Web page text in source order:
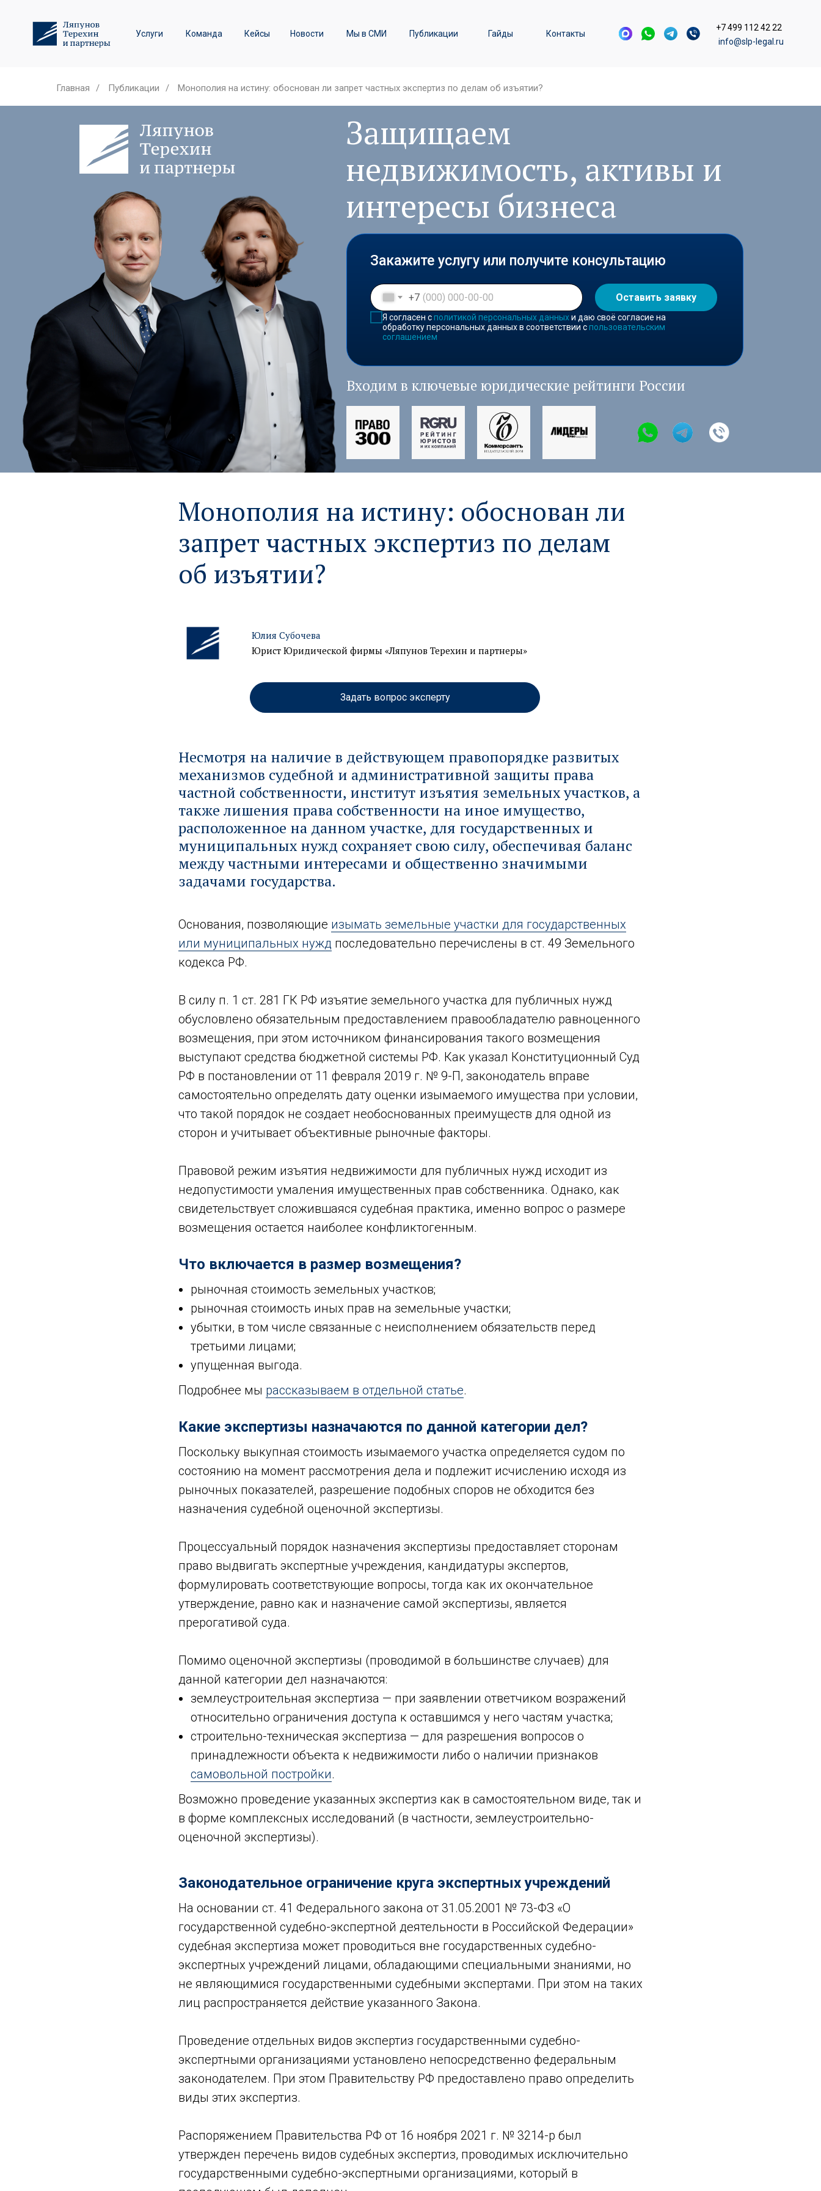
info@slp-legal.ru
+7 499 112 42 22
Команда
Услуги Мы в СМИ Публикации Гайды
Кейсы Новости Контакты
Железнодорожные перевозки
Лизинговые споры
Главная / Публикации / Монополия на истину: обоснован ли запрет частных экспертиз по делам об изъятии?
Входим в ключевые юридические рейтинги России
+7
Я согласен сполитикой персональных данныхи даю своё согласие на
обработку персональных данных в соответствии спользовательским
соглашением
Оставить заявку
Закажите услугу или получите консультацию
Защищаем
недвижимость, активы и
интересы бизнеса
Монополия на истину: обоснован ли
запрет частных экспертиз по делам
об изъятии?
Юлия Субочева
Юрист Юридической фирмы «Ляпунов Терехин и партнеры»
Задать вопрос эксперту
Несмотря на наличие в действующем правопорядке развитых
механизмов судебной и административной защиты права
частной собственности, институт изъятия земельных участков, а
также лишения права собственности на иное имущество,
расположенное на данном участке, для государственных и
муниципальных нужд сохраняет свою силу, обеспечивая баланс
между частными интересами и общественно значимыми
задачами государства.
Основания, позволяющие изымать земельные участки для государственных
или муниципальных нужд последовательно перечислены в ст. 49 Земельного
кодекса РФ.
В силу п. 1 ст. 281 ГК РФ изъятие земельного участка для публичных нужд
обусловлено обязательным предоставлением правообладателю равноценного
возмещения, при этом источником финансирования такого возмещения
выступают средства бюджетной системы РФ. Как указал Конституционный Суд
РФ в постановлении от 11 февраля 2019 г. № 9-П, законодатель вправе
самостоятельно определять дату оценки изымаемого имущества при условии,
что такой порядок не создает необоснованных преимуществ для одной из
сторон и учитывает объективные рыночные факторы.
Правовой режим изъятия недвижимости для публичных нужд исходит из
недопустимости умаления имущественных прав собственника. Однако, как
свидетельствует сложившаяся судебная практика, именно вопрос о размере
возмещения остается наиболее конфликтогенным.
Что включается в размер возмещения?
рыночная стоимость земельных участков;
рыночная стоимость иных прав на земельные участки;
убытки, в том числе связанные с неисполнением обязательств перед
третьими лицами;
упущенная выгода.
Подробнее мы рассказываем в отдельной статье.
Какие экспертизы назначаются по данной категории дел?
Поскольку выкупная стоимость изымаемого участка определяется судом по
состоянию на момент рассмотрения дела и подлежит исчислению исходя из
рыночных показателей, разрешение подобных споров не обходится без
назначения судебной оценочной экспертизы.
Процессуальный порядок назначения экспертизы предоставляет сторонам
право выдвигать экспертные учреждения, кандидатуры экспертов,
формулировать соответствующие вопросы, тогда как их окончательное
утверждение, равно как и назначение самой экспертизы, является
прерогативой суда.
Помимо оценочной экспертизы (проводимой в большинстве случаев) для
данной категории дел назначаются:
землеустроительная экспертиза — при заявлении ответчиком возражений
относительно ограничения доступа к оставшимся у него частям участка;
строительно-техническая экспертиза — для разрешения вопросов о
принадлежности объекта к недвижимости либо о наличии признаков
самовольной постройки.
Возможно проведение указанных экспертиз как в самостоятельном виде, так и
в форме комплексных исследований (в частности, землеустроительно-
оценочной экспертизы).
Законодательное ограничение круга экспертных учреждений
На основании ст. 41 Федерального закона от 31.05.2001 № 73-ФЗ «О
государственной судебно-экспертной деятельности в Российской Федерации»
судебная экспертиза может проводиться вне государственных судебно-
экспертных учреждений лицами, обладающими специальными знаниями, но
не являющимися государственными судебными экспертами. При этом на таких
лиц распространяется действие указанного Закона.
Проведение отдельных видов экспертиз государственными судебно-
экспертными организациями установлено непосредственно федеральным
законодателем. При этом Правительству РФ предоставлено право определить
виды этих экспертиз.
Распоряжением Правительства РФ от 16 ноября 2021 г. № 3214-р был
утвержден перечень видов судебных экспертиз, проводимых исключительно
государственными судебно-экспертными организациями, который в